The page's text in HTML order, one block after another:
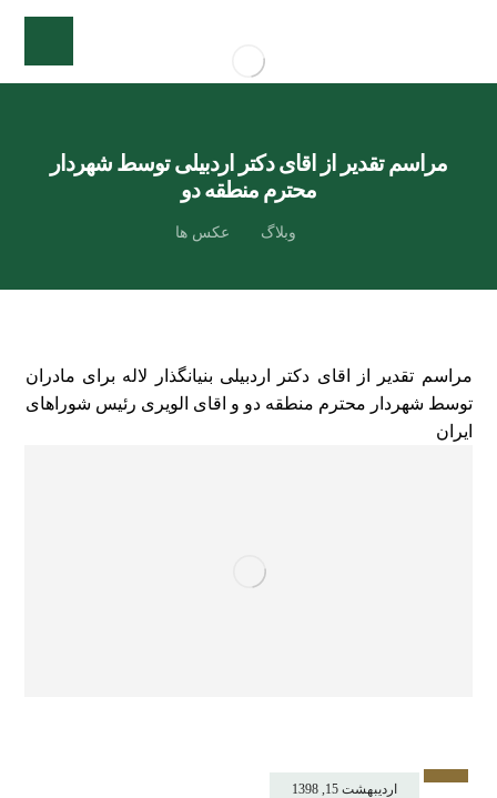
مراسم تقدیر از اقای دکتر اردبیلی توسط شهردار
محترم منطقه دو
وبلاگ عکس ها
مراسم تقدیر از اقای دکتر اردبیلی بنیانگذار لاله برای مادران
توسط شهردار محترم منطقه دو و اقای الویری رئیس شوراهای
ایران
اردیبهشت 15, 1398